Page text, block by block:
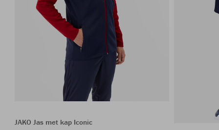
JAKO Jas met kap Iconic